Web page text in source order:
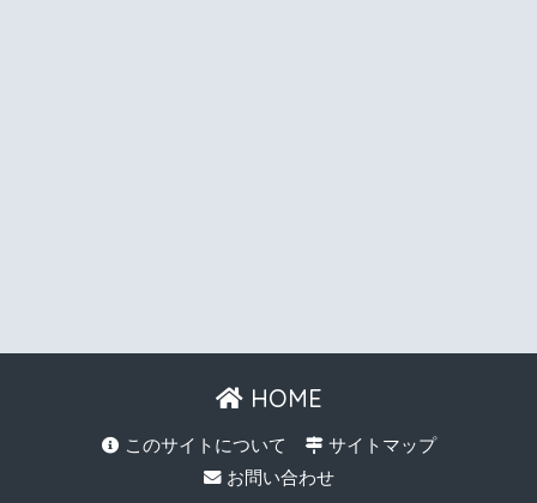
HOME
このサイトについて
サイトマップ
お問い合わせ